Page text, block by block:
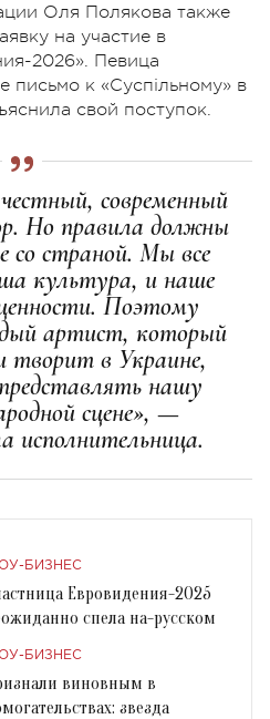
Оля Полякова также
на участие в
2026». Певица
письмо к «Суспільному» в
свой поступок.
современный
Но правила должны
со страной. Мы все
культура, и наше
Поэтому
артист, который
в Украине,
нашу
сцене», —
исполнительница.
БИЗНЕС
Евровидения-2025
спела на-русском
БИЗНЕС
виновным в
звезда